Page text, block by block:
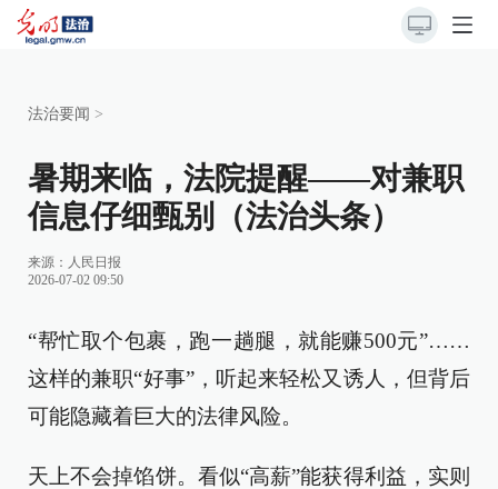
法治要闻 >
暑期来临，法院提醒——对兼职
信息仔细甄别（法治头条）
来源： 人民日报
2026-07-02 09:50
“帮忙取个包裹，跑一趟腿，就能赚500元”……
这样的兼职“好事”，听起来轻松又诱人，但背后
可能隐藏着巨大的法律风险。
天上不会掉馅饼。看似“高薪”能获得利益，实则